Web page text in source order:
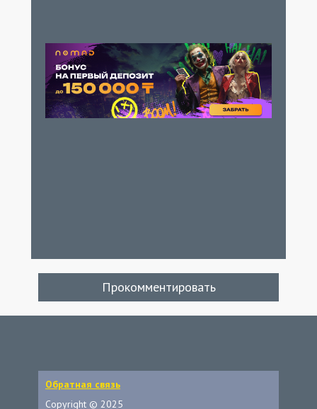
Прокомментировать
Обратная связь
Copyright © 2025